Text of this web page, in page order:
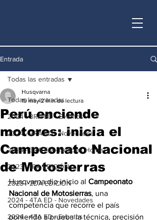
Entrada
Todas las entradas
2024 - 3RA ED - Eventos
2024 - 3RA ED - Novedades
2024 - 3RA ED - Noticias Home
2023 - 1RA EDICIÓN
2023 - 2DA EDICIÓN
2024 - 4TA ED - Novedades
2024 - 4TA ED - Eventos
Todas las entradas
Perú enciende
motores: inicia el
Campeonato Nacional
de Motosierras
Husqvarna
19 may 2 min de lectura
Husqvarna dio inicio al Campeonato
Nacional de Motosierras, una
competencia que recorre el país
poniendo a prueba la técnica, precisión